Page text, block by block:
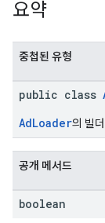
요약
중첩된 유형
public class
AdLoader의 빌
공개 메서드
boolean